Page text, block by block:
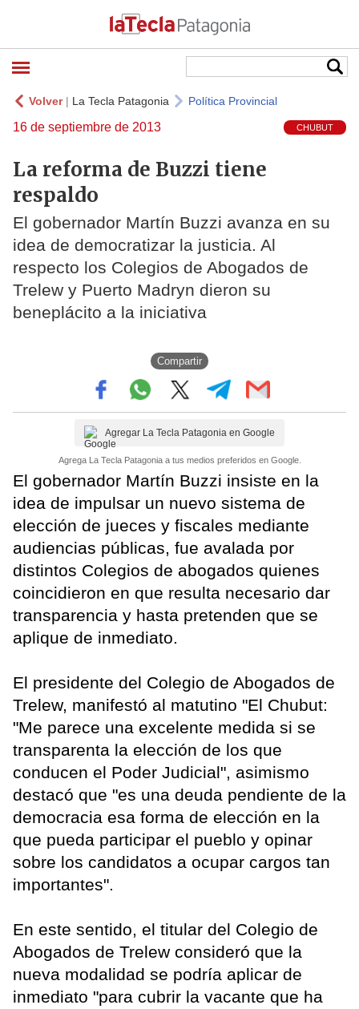
Volver| La Tecla Patagonia Política Provincial
16 de septiembre de 2013 CHUBUT
La reforma de Buzzi tiene
respaldo
El gobernador Martín Buzzi avanza en su
idea de democratizar la justicia. Al
respecto los Colegios de Abogados de
Trelew y Puerto Madryn dieron su
beneplácito a la iniciativa
Compartir
Agregar La Tecla Patagonia en Google
Agrega La Tecla Patagonia a tus medios preferidos en Google.
El gobernador Martín Buzzi insiste en la
idea de impulsar un nuevo sistema de
elección de jueces y fiscales mediante
audiencias públicas, fue avalada por
distintos Colegios de abogados quienes
coincidieron en que resulta necesario dar
transparencia y hasta pretenden que se
aplique de inmediato.
El presidente del Colegio de Abogados de
Trelew, manifestó al matutino "El Chubut:
"Me parece una excelente medida si se
transparenta la elección de los que
conducen el Poder Judicial", asimismo
destacó que "es una deuda pendiente de la
democracia esa forma de elección en la
que pueda participar el pueblo y opinar
sobre los candidatos a ocupar cargos tan
importantes".
En este sentido, el titular del Colegio de
Abogados de Trelew consideró que la
nueva modalidad se podría aplicar de
inmediato "para cubrir la vacante que ha